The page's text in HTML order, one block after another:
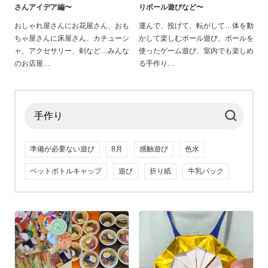
さんアイデア編〜
おしゃれ屋さんにお花屋さん、おも
ちゃ屋さんに床屋さん、カチューシ
ャ、アクセサリー、剣など…みんな
のお店屋
りボール遊びなど〜
運んで、投げて、転がして…体を動
かして楽しむボール遊び、ボールを
使ったゲーム遊び、室内でも楽しめ
る手作り
準備が必要ない遊び 8月 感触遊び 色水
ペットボトルキャップ 遊び 折り紙 牛乳パック